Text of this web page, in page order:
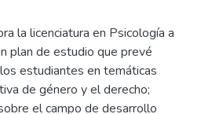
la licenciatura en Psicología a
plan de estudio que prevé
estudiantes en temáticas
de género y el derecho;
el campo de desarrollo